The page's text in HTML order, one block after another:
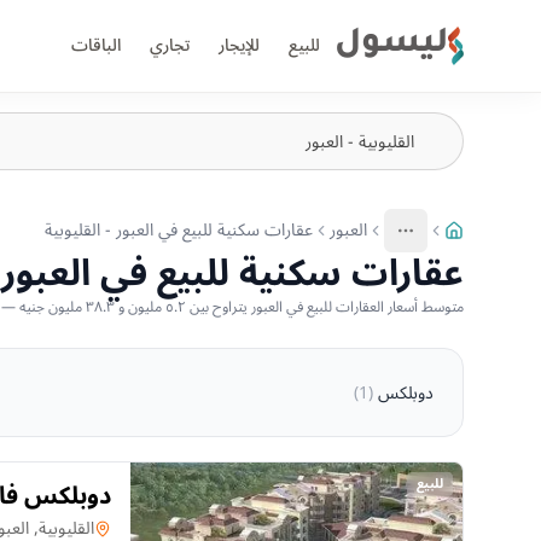
ليسول للبيع للإيجار تجاري الباقات
More
عرض المزيد من المسارات
العبور عقارات سكنية للبيع في العبور - القليوبية
عقارات سكنية للبيع في
متوسط أسعار العقارات للبيع في العبور يتراوح بين ٥.٢ مليون و ٣٨.٣ مليون جنيه — بناءً على أحدث العروض المتاحة
دوبلكس(
1
)
للبيع دوبلكس فاخر
دوبلكسفيالقليوبية,